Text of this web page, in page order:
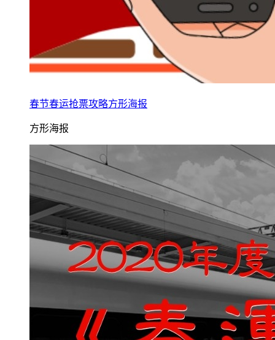
春节春运抢票攻略方形海报
方形海报